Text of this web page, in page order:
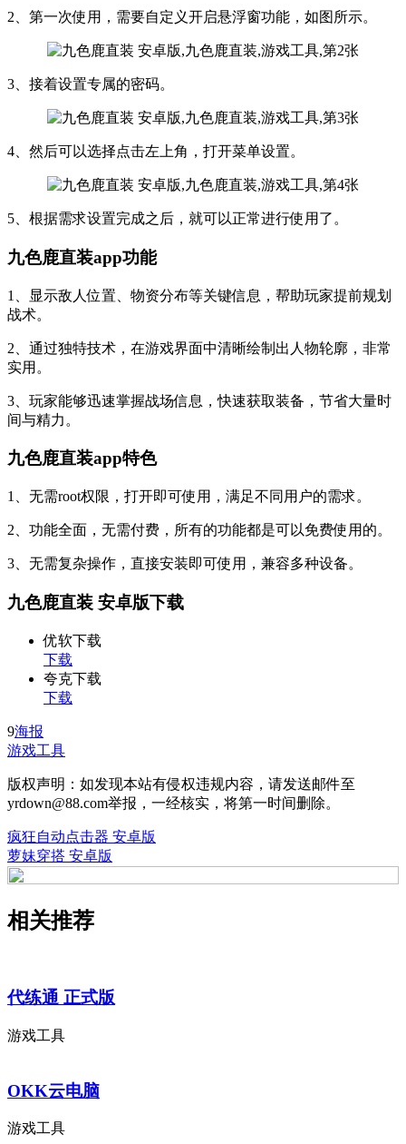
2、第一次使用，需要自定义开启悬浮窗功能，如图所示。
3、接着设置专属的密码。
4、然后可以选择点击左上角，打开菜单设置。
5、根据需求设置完成之后，就可以正常进行使用了。
九色鹿直装app功能
1、显示敌人位置、物资分布等关键信息，帮助玩家提前规划
战术。
2、通过独特技术，在游戏界面中清晰绘制出人物轮廓，非常
实用。
3、玩家能够迅速掌握战场信息，快速获取装备，节省大量时
间与精力。
九色鹿直装app特色
1、无需root权限，打开即可使用，满足不同用户的需求。
2、功能全面，无需付费，所有的功能都是可以免费使用的。
3、无需复杂操作，直接安装即可使用，兼容多种设备。
九色鹿直装 安卓版下载
优软下载
下载
夸克下载
下载
9海报
游戏工具
版权声明：如发现本站有侵权违规内容，请发送邮件至
yrdown@88.com举报，一经核实，将第一时间删除。
疯狂自动点击器 安卓版
萝妹穿搭 安卓版
相关推荐
代练通 正式版
游戏工具
OKK云电脑
游戏工具